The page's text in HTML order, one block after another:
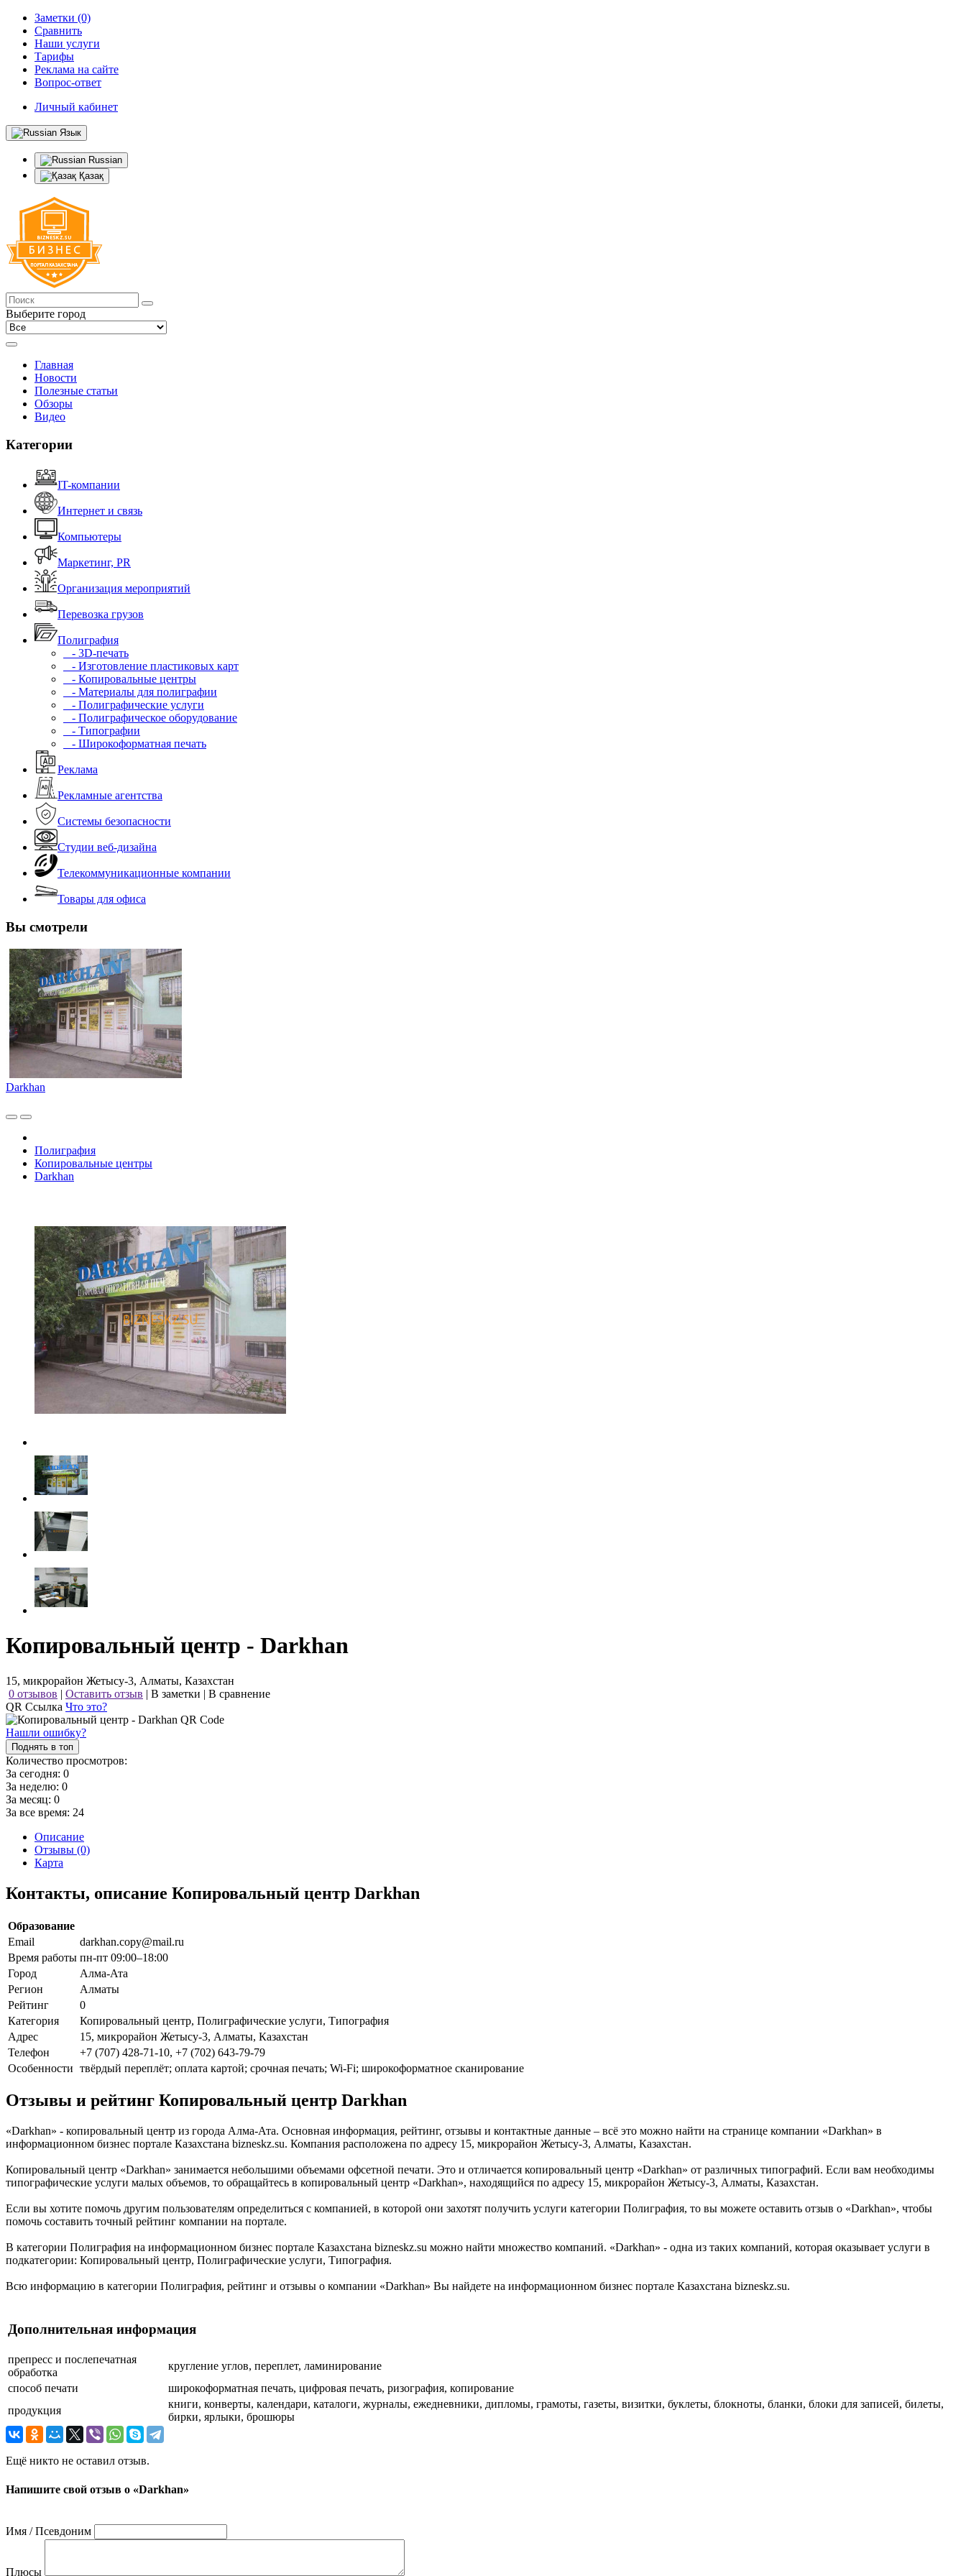
Заметки (0)
Сравнить
Наши услуги
Тарифы
Реклама на сайте
Вопрос-ответ
Личный кабинет
Язык
Russian
Қазақ
Выберите город
Главная
Новости
Полезные статьи
Обзоры
Видео
Категории
IT-компании
Интернет и связь
Компьютеры
Маркетинг, PR
Организация мероприятий
Перевозка грузов
Полиграфия
- 3D-печать
- Изготовление пластиковых карт
- Копировальные центры
- Материалы для полиграфии
- Полиграфические услуги
- Полиграфическое оборудование
- Типографии
- Широкоформатная печать
Реклама
Рекламные агентства
Системы безопасности
Студии веб-дизайна
Телекоммуникационные компании
Товары для офиса
Вы смотрели
Darkhan
Полиграфия
Копировальные центры
Darkhan
Копировальный центр - Darkhan
15, микрорайон Жетысу-3, Алматы, Казахстан
0 отзывов | Оставить отзыв | В заметки | В сравнение
QR Ссылка Что это?
Нашли ошибку?
Поднять в топ
Количество просмотров:
За сегодня: 0
За неделю: 0
За месяц: 0
За все время: 24
Описание
Отзывы (0)
Карта
Контакты, описание Копировальный центр Darkhan
Образование
Email
darkhan.copy@mail.ru
Время работы пн-пт 09:00–18:00
Город
Алма-Ата
Регион
Алматы
Рейтинг
0
Категория
Копировальный центр, Полиграфические услуги, Типография
Адрес
15, микрорайон Жетысу-3, Алматы, Казахстан
Телефон
+7 (707) 428-71-10, +7 (702) 643-79-79
Особенности твёрдый переплёт; оплата картой; срочная печать; Wi-Fi; широкоформатное сканирование
Отзывы и рейтинг Копировальный центр Darkhan
«Darkhan» - копировальный центр из города Алма-Ата. Основная информация, рейтинг, отзывы и контактные данные – всё это можно найти на странице компании «Darkhan» в
информационном бизнес портале Казахстана bizneskz.su. Компания расположена по адресу 15, микрорайон Жетысу-3, Алматы, Казахстан.
Копировальный центр «Darkhan» занимается небольшими объемами офсетной печати. Это и отличается копировальный центр «Darkhan» от различных типографий. Если вам необходимы
типографические услуги малых объемов, то обращайтесь в копировальный центр «Darkhan», находящийся по адресу 15, микрорайон Жетысу-3, Алматы, Казахстан.
Если вы хотите помочь другим пользователям определиться с компанией, в которой они захотят получить услуги категории Полиграфия, то вы можете оставить отзыв о «Darkhan», чтобы
помочь составить точный рейтинг компании на портале.
В категории Полиграфия на информационном бизнес портале Казахстана bizneskz.su можно найти множество компаний. «Darkhan» - одна из таких компаний, которая оказывает услуги в
подкатегории: Копировальный центр, Полиграфические услуги, Типография.
Всю информацию в категории Полиграфия, рейтинг и отзывы о компании «Darkhan» Вы найдете на информационном бизнес портале Казахстана bizneskz.su.
Дополнительная информация
препресс и послепечатная
обработка
кругление углов, переплет, ламинирование
способ печати
широкоформатная печать, цифровая печать, ризография, копирование
продукция
книги, конверты, календари, каталоги, журналы, ежедневники, дипломы, грамоты, газеты, визитки, буклеты, блокноты, бланки, блоки для записей, билеты,
бирки, ярлыки, брошюры
Ещё никто не оставил отзыв.
Напишите свой отзыв о «Darkhan»
Имя / Псевдоним
Плюсы